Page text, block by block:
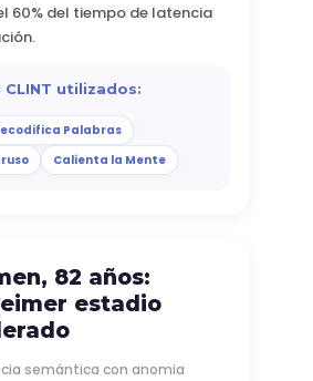
60% del tiempo de latencia
CLINT utilizados:
Palabras
Calienta la Mente
82 años:
estadio
semántica con anomia